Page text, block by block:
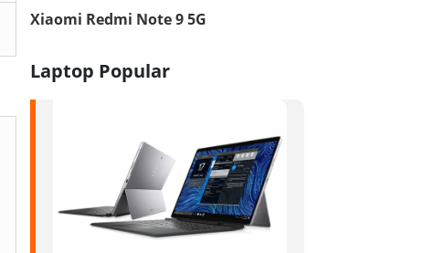
Xiaomi Redmi Note 9 5G
Laptop Popular